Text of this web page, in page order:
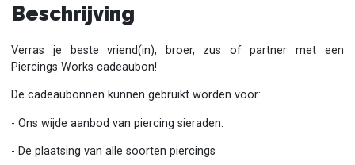
Beschrijving
Verras je beste vriend(in), broer, zus of partner met een
Piercings Works cadeaubon!
De cadeaubonnen kunnen gebruikt worden voor:
- Ons wijde aanbod van piercing sieraden.
- De plaatsing van alle soorten piercings